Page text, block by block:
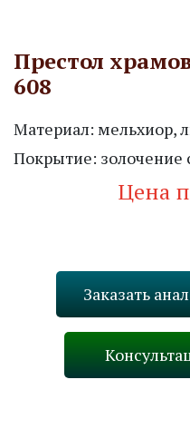
Престол
608
Материал: мельхиор,
Покрытие: золочение
Цена
Заказать